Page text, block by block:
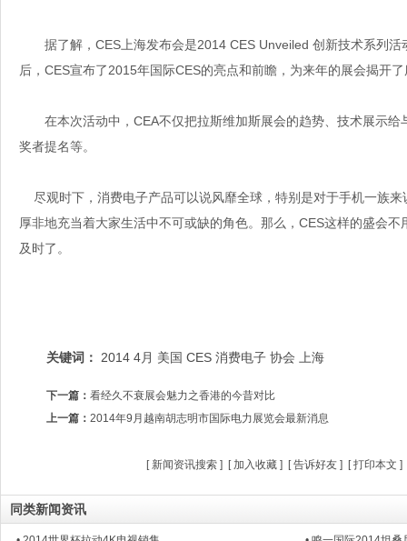
据了解，CES上海发布会是2014 CES Unveiled 创新技术系列
后，CES宣布了2015年国际CES的亮点和前瞻，为来年的展会揭开
在本次活动中，CEA不仅把拉斯维加斯展会的趋势、技术展示
奖者提名等。
尽观时下，消费电子产品可以说风靡全球，特别是对于手机一族来
厚非地充当着大家生活中不可或缺的角色。那么，CES这样的盛会
及时了。
关键词： 2014 4月 美国 CES 消费电子 协会 上海
下一篇： 看经久不衰展会魅力之香港的今昔对比
上一篇： 2014年9月越南胡志明市国际电力展览会最新消息
[ 新闻资讯搜索 ] [加入收藏 ] [告诉好友 ] [打印本文 ]
同类新闻资讯